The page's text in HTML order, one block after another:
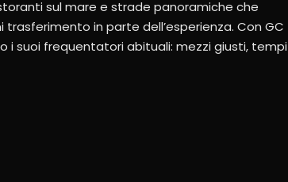
sul mare e strade panoramiche che
in parte dell’esperienza. Con GC
i suoi frequentatori abituali: mezzi giusti, tempi